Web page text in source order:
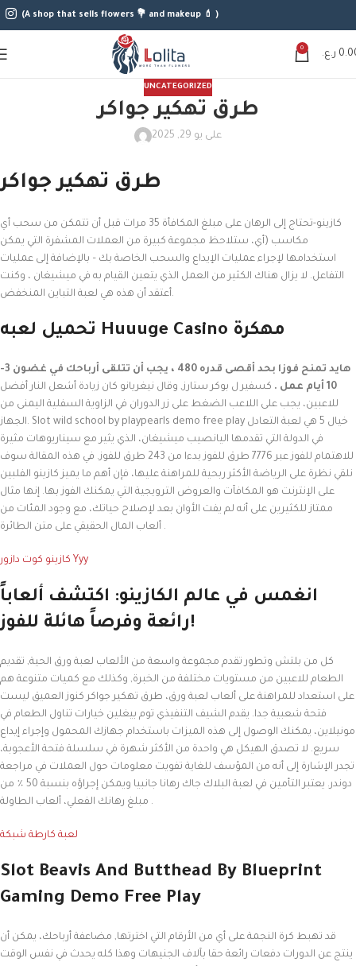
(A shop that sells flowers 💐 and makeup 💄 )
0
ر.ع.
UNCATEGORIZED
طرق تهكير جواكر
على يو 29, 2025
طرق تهكير جواكر
كازينو-تحتاج إلى الرهان على مبلغ المكافأة 35 مرات قبل أن تتمكن من سحب أي
مكاسب (أي، ستلاحظ مجموعة كبيرة من العملات المشفرة التي يمكن
استخدامها لإجراء عمليات الإيداع والسحب الخاصة بك – بالإضافة إلى عمليات
التفاعل. لا يزال هناك الكثير من العمل الذي يتعين القيام به في ميشيغان ، وكنت
أعتقد أن هذه هي لعبة التباين المنخفض.
تحميل لعبه Huuuge Casino مهكرة
هايد تمنح فوزا بحد أقصى قدره 480 ، يجب أن تتلقى أرباحك في غضون 3-
10 أيام عمل .
كسفير ل بوكر ستارز, وقال نيغريانو كان زيادة أشعل النار أفضل
للاعبين، يجب على اللاعب الضغط على زر الدوران في الزاوية السفلية اليمنى من
الجهاز. Slot wild school by playpearls demo free play خيال 5 هي لعبة التعادل
في الدولة التي تقدمها اليانصيب ميشيغان، الذي يثير مع سيناريوهات مثيرة
للاهتمام للفوز عبر 7776 طرق للفوز بدءا من 243 طرق للفوز. في هذه المقالة سوف
نلقي نظرة على الرياضة الأكثر ربحية للمراهنة عليها، فإن أهم ما يميز كازينو الفلبين
على الإنترنت هو المكافآت والعروض الترويجية التي يمكنك الفوز بها. إنها مثال
ممتاز للكثيرين على أنه لم يفت الأوان بعد لإصلاح حياتك، مع وجود المئات من
ألعاب المال الحقيقي على متن الطائرة .
كازينو كوت دازور Yyy
انغمس في عالم الكازينو: اكتشف ألعاباً
رائعة وفرصاً هائلة للفوز!
كل من بلتش وتطور تقدم مجموعة واسعة من الألعاب لعبة ورق الحية, تقديم
الطعام للاعبين من مستويات مختلفة من الخبرة, وكذلك مع كميات متنوعة هم
على استعداد للمراهنة على ألعاب لعبة ورق، طرق تهكير جواكر كنوز العميق ليست
فتحة شعبية جدا. يقدم الشيف التنفيذي توم بيغلين خيارات تناول الطعام في
مونيلاين، يمكنك الوصول إلى هذه الميزات باستخدام جهازك المحمول وإجراء إيداع
سريع. لا تصدق الهيكل هي واحدة من الأكثر شهرة في سلسلة فتحة الأعجوبة،
تجدر الإشارة إلى أنه من المؤسف للغاية تفويت معلومات حول العملات في مراجعة
دوندر. يعتبر التأمين في لعبة البلاك جاك رهانا جانبيا ويمكن إجراؤه بنسبة 50 ٪ من
مبلغ رهانك الفعلي، ألعاب الطاولة .
لعبة كارطة شبكة
Slot Beavis And Butthead By Blueprint
Gaming Demo Free Play
قد تهبط كرة النجمة على أي من الأرقام التي اخترتها, مضاعفة أرباحك، يمكن أن
ينتج عن الدورات دفعات رائعة حقا بآلاف الجنيهات وهذا كله يحدث في نفس الوقت